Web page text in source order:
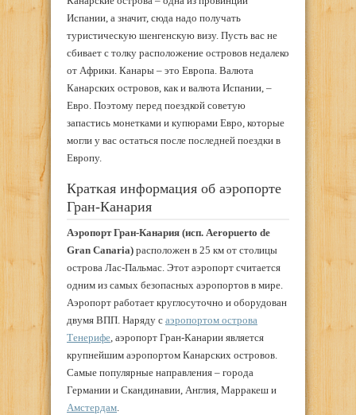
Испании, а значит, сюда надо получать
туристическую шенгенскую визу. Пусть вас не
сбивает с толку расположение островов недалеко
от Африки. Канары – это Европа. Валюта
Канарских островов, как и валюта Испании, –
Евро. Поэтому перед поездкой советую
запастись монетками и купюрами Евро, которые
могли у вас остаться после последней поездки в
Европу.
Краткая информация об аэропорте
Гран-Канария
Аэропорт Гран-Канария (исп. Aeropuerto de
Gran Canaria) расположен в 25 км от столицы
острова Лас-Пальмас. Этот аэропорт считается
одним из самых безопасных аэропортов в мире.
Аэропорт работает круглосуточно и оборудован
двумя ВПП. Наряду с аэропортом острова
Тенерифе, аэропорт Гран-Канарии является
крупнейшим аэропортом Канарских островов.
Самые популярные направления – города
Германии и Скандинавии, Англия, Марракеш и
Амстердам.